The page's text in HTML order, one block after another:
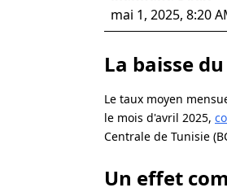
mai 1, 2025, 8:20
La baisse
Le taux moyen
le mois d'avril 2025,
Centrale de Tunisie
Un effet